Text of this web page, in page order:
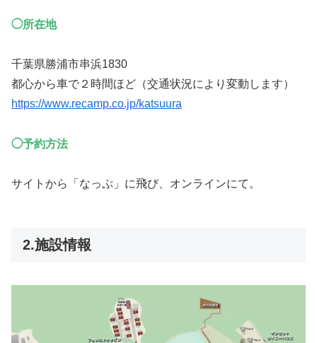
◯所在地
千葉県勝浦市串浜1830
都心から車で２時間ほど（交通状況により変動します）
https://www.recamp.co.jp/katsuura
◯予約方法
サイトから「なっぷ」に飛び、オンラインにて。
2.施設情報